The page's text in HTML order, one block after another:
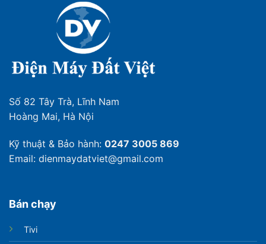
Số 82 Tây Trà, Lĩnh Nam
Hoàng Mai, Hà Nội
Kỹ thuật & Bảo hành: 0247 3005 869
Email: dienmaydatviet@gmail.com
Bán chạy
Tivi